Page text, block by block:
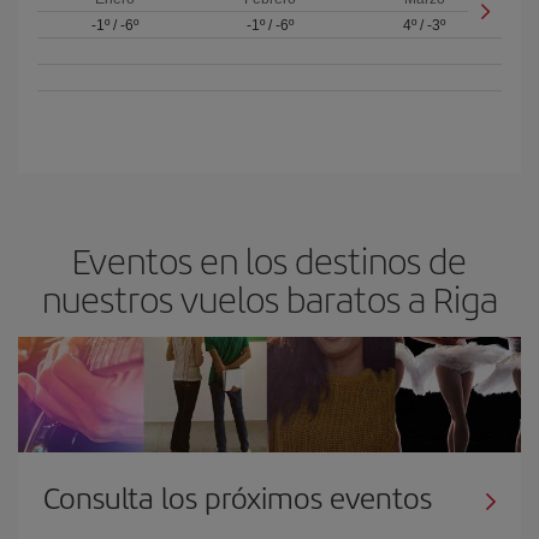
-1º/ -6º
-1º/ -6º
4º /-3º
Eventos en los destinos de
nuestros vuelos baratos a Riga
Consulta los próximos eventos